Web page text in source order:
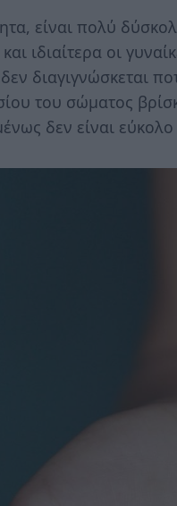
είναι πολύ
ιδιαίτερα οι
διαγιγνώσκεται
του σώματος
δεν είναι εύκολο